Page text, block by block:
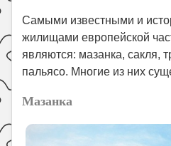
Самыми известными и
жилищами европейской
являются: мазанка, сакля,
пальясо. Многие из них
Мазанка